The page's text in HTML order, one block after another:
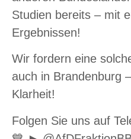
Studien bereits – mit
Ergebnissen!
Wir fordern eine
auch in Brandenburg
Klarheit!
Folgen Sie uns auf